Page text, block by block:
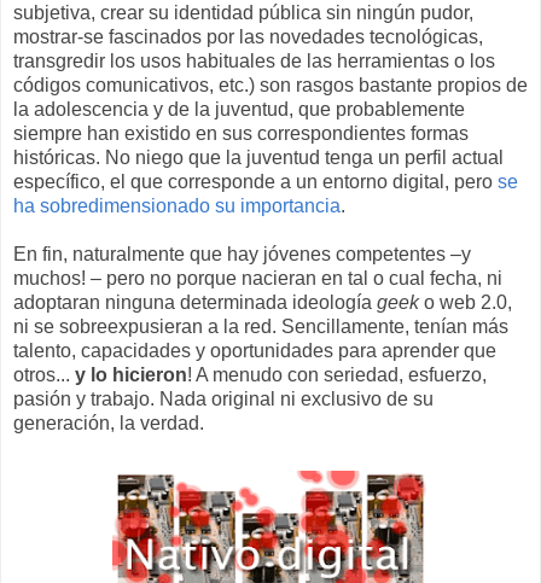
subjetiva, crear su identidad pública sin ningún pudor,
mostrar-se fascinados por las novedades tecnológicas,
transgredir los usos habituales de las herramientas o los
códigos comunicativos, etc.) son rasgos bastante propios de
la adolescencia y de la juventud, que probablemente
siempre han existido en sus correspondientes formas
históricas. No niego que la juventud tenga un perfil actual
específico, el que corresponde a un entorno digital, pero se
ha sobredimensionado su importancia.
En fin, naturalmente que hay jóvenes competentes –y
muchos! – pero no porque nacieran en tal o cual fecha, ni
adoptaran ninguna determinada ideología geeko web 2.0,
ni se sobreexpusieran a la red. Sencillamente, tenían más
talento, capacidades y oportunidades para aprender que
otros... y lo hicieron! A menudo con seriedad, esfuerzo,
pasión y trabajo. Nada original ni exclusivo de su
generación, la verdad.